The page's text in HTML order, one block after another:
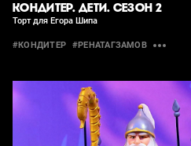
КОНДИТЕР. ДЕТИ. СЕЗОН 2
Торт для Егора Шипа
#КОНДИТЕР #РЕНАТАГЗАМОВ